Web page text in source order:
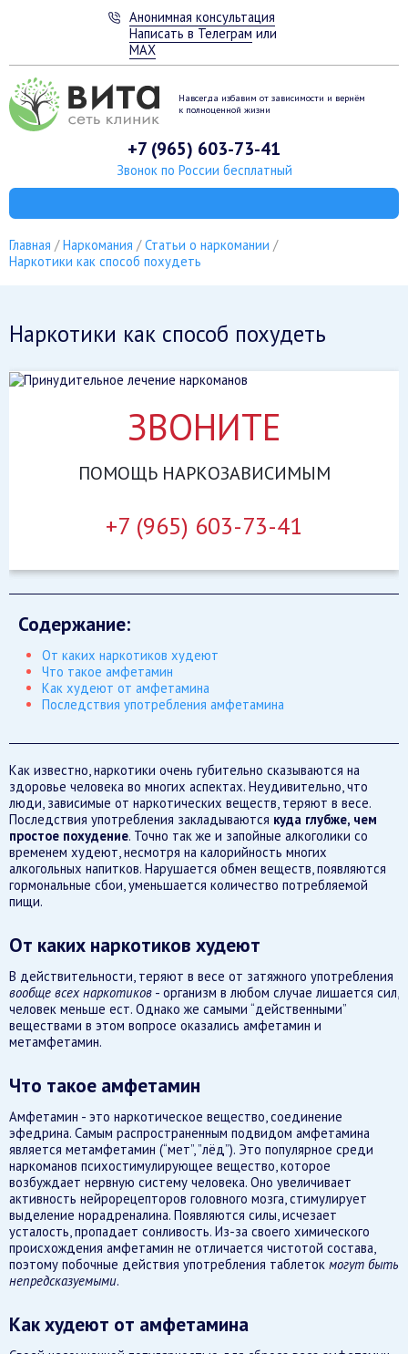
Анонимная консультация
Написать в Телеграм или
MAX
Навсегда избавим от зависимости и вернём
к полноценной жизни
+7 (965) 603-73-41
Звонок по России бесплатный
Главная Наркомания
Статьи о наркомании
Наркотики как способ похудеть
Наркотики как способ похудеть
ЗВОНИТЕ
ПОМОЩЬ НАРКОЗАВИСИМЫМ
+7 (965) 603-73-41
Содержание:
От каких наркотиков худеют
Что такое амфетамин
Как худеют от амфетамина
Последствия употребления амфетамина
Как известно, наркотики очень губительно сказываются на
здоровье человека во многих аспектах. Неудивительно, что
люди, зависимые от наркотических веществ, теряют в весе.
Последствия употребления закладываются куда глубже, чем
простое похудение. Точно так же и запойные алкоголики со
временем худеют, несмотря на калорийность многих
алкогольных напитков. Нарушается обмен веществ, появляются
гормональные сбои, уменьшается количество потребляемой
пищи.
От каких наркотиков худеют
В действительности, теряют в весе от затяжного употребления
вообще всех наркотиков- организм в любом случае лишается сил,
человек меньше ест. Однако же самыми “действенными”
веществами в этом вопросе оказались амфетамин и
метамфетамин.
Что такое амфетамин
Амфетамин - это наркотическое вещество, соединение
эфедрина. Самым распространенным подвидом амфетамина
является метамфетамин (“мет”, ”лёд”). Это популярное среди
наркоманов психостимулирующее вещество, которое
возбуждает нервную систему человека. Оно увеличивает
активность нейрорецепторов головного мозга, стимулирует
выделение норадреналина. Появляются силы, исчезает
усталость, пропадает сонливость. Из-за своего химического
происхождения амфетамин не отличается чистотой состава,
поэтому побочные действия употребления таблеток могут быть
непредсказуемыми.
Как худеют от амфетамина